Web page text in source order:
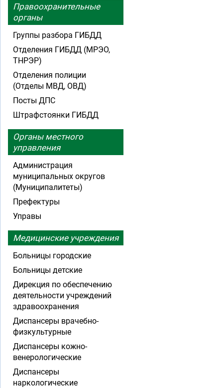
Правоохранительные
органы
Группы разбора ГИБДД
Отделения ГИБДД (МРЭО,
ТНРЭР)
Отделения полиции
(Отделы МВД, ОВД)
Посты ДПС
Штрафстоянки ГИБДД
Органы местного
управления
Администрация
муниципальных округов
(Муниципалитеты)
Префектуры
Управы
Медицинские учреждения
Больницы городские
Больницы детские
Дирекция по обеспечению
деятельности учреждений
здравоохранения
Диспансеры врачебно-
физкультурные
Диспансеры кожно-
венерологические
Диспансеры
наркологические